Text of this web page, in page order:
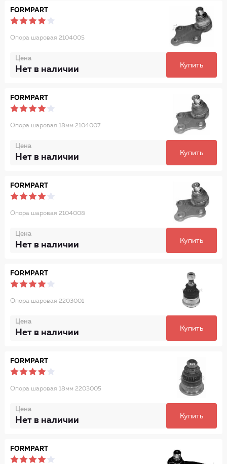
FORMPART
Опора шаровая 2104005
Цена
Нет в наличии Купить
FORMPART
Опора шаровая 18мм 2104007
Цена
Нет в наличии Купить
FORMPART
Опора шаровая 2104008
Цена
Нет в наличии Купить
FORMPART
Опора шаровая 2203001
Цена
Нет в наличии Купить
FORMPART
Опора шаровая 18мм 2203005
Цена
Нет в наличии Купить
FORMPART